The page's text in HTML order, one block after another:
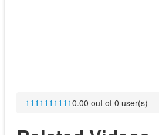
1 1 1 1 1 1 1 1 1 10.00 out of 0 user(s)